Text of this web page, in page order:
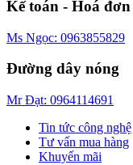
Kế toán - Hoá đơn
Ms Ngọc: 0963855829
Đường dây nóng
Mr Đạt: 0964114691
Tin tức công nghệ
Tư vấn mua hàng
Khuyến mãi